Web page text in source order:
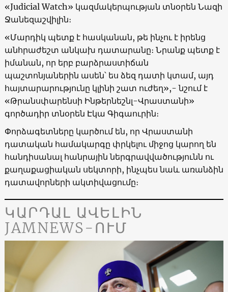
«Judicial Watch» կազմակերպության տնօրեն Նազի
Ջանեզաշվիլին։
«Մարդիկ պետք է հասկանան, թե ինչու է իրենց
անհրաժեշտ անկախ դատարանը։ Նրանք պետք է
իմանան, որ երբ բարձրաստիճան
պաշտոնյաներին ասեն՝ ես ձեզ դատի կտամ, այդ
հայտարարությունը կլինի շատ ուժեղ»,- նշում է
«Թրանսփարենսի Ինթերնեշնլ-Վրաստանի»
գործադիր տնօրեն Էկա Գիգաուրին։
Փորձագետները կարծում են, որ Վրաստանի
դատական ​​համակարգը փրկելու միջոց կարող են
հանդիսանալ հանրային ներգրավվածությունն ու
քաղաքացիական սեկտորի, ինչպես նաև առանձին
դատավորների ակտիվացումը։
ԿԱՐԴԱԼ ԱՎԵԼԻՆ
JAMNEWS-ՈՒՄ